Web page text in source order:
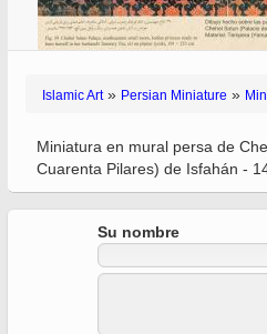
Islamic Art» Persian Miniature »
Miniatura en mural persa de
Cuarenta Pilares) de Isfahán -
Su nombre